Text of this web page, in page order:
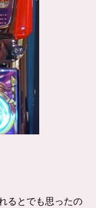
るとでも思ったの